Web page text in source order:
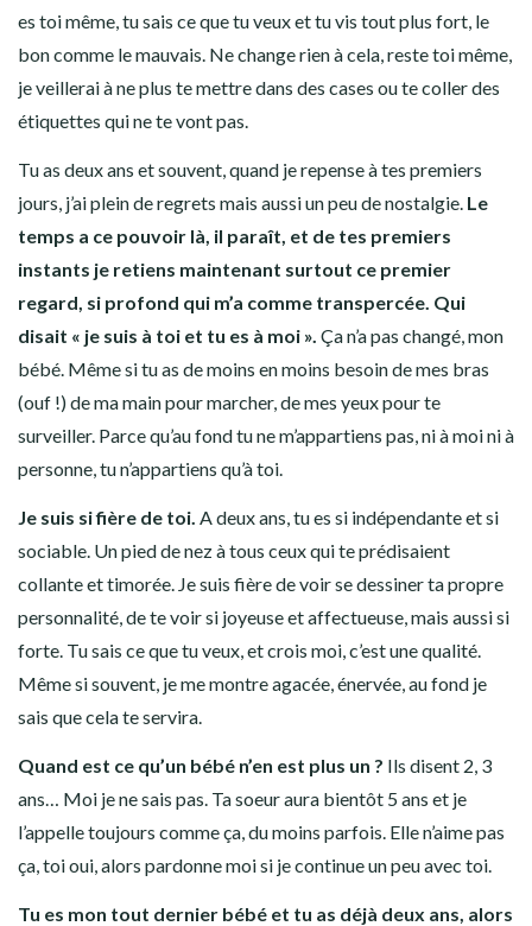
es toi même, tu sais ce que tu veux et tu vis tout plus fort, le
bon comme le mauvais. Ne change rien à cela, reste toi même,
je veillerai à ne plus te mettre dans des cases ou te coller des
étiquettes qui ne te vont pas.
Tu as deux ans et souvent, quand je repense à tes premiers
jours, j’ai plein de regrets mais aussi un peu de nostalgie. Le
temps a ce pouvoir là, il paraît, et de tes premiers
instants je retiens maintenant surtout ce premier
regard, si profond qui m’a comme transpercée. Qui
disait « je suis à toi et tu es à moi ». Ça n’a pas changé, mon
bébé. Même si tu as de moins en moins besoin de mes bras
(ouf !) de ma main pour marcher, de mes yeux pour te
surveiller. Parce qu’au fond tu ne m’appartiens pas, ni à moi ni à
personne, tu n’appartiens qu’à toi.
Je suis si fière de toi. A deux ans, tu es si indépendante et si
sociable. Un pied de nez à tous ceux qui te prédisaient
collante et timorée. Je suis fière de voir se dessiner ta propre
personnalité, de te voir si joyeuse et affectueuse, mais aussi si
forte. Tu sais ce que tu veux, et crois moi, c’est une qualité.
Même si souvent, je me montre agacée, énervée, au fond je
sais que cela te servira.
Quand est ce qu’un bébé n’en est plus un ? Ils disent 2, 3
ans… Moi je ne sais pas. Ta soeur aura bientôt 5 ans et je
l’appelle toujours comme ça, du moins parfois. Elle n’aime pas
ça, toi oui, alors pardonne moi si je continue un peu avec toi.
Tu es mon tout dernier bébé et tu as déjà deux ans, alors